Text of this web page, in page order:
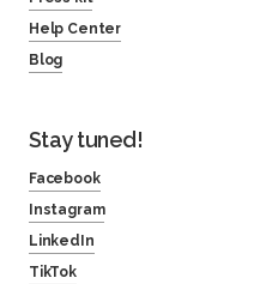
Help Center
Blog
Stay tuned!
Facebook
Instagram
LinkedIn
TikTok